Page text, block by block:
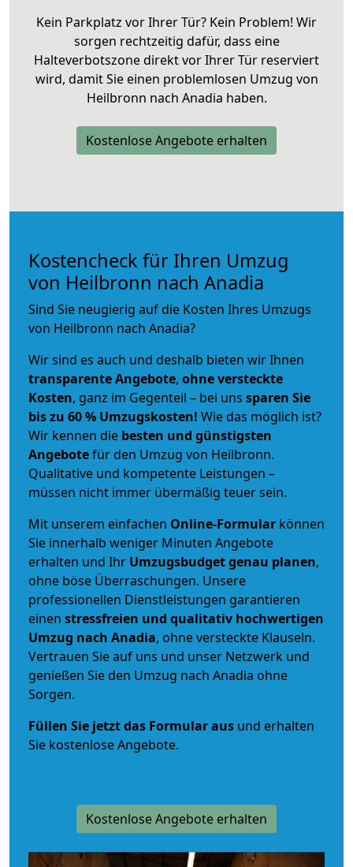
Kein Parkplatz vor Ihrer Tür? Kein Problem! Wir
sorgen rechtzeitig dafür, dass eine
Halteverbotszone direkt vor Ihrer Tür reserviert
wird, damit Sie einen problemlosen Umzug von
Heilbronn nach Anadia haben.
Kostenlose Angebote erhalten
Kostencheck für Ihren Umzug
von Heilbronn nach Anadia
Sind Sie neugierig auf die Kosten Ihres Umzugs
von Heilbronn nach Anadia?
Wir sind es auch und deshalb bieten wir Ihnen
transparente Angebote, ohne versteckte
Kosten, ganz im Gegenteil – bei uns sparen Sie
bis zu 60 % Umzugskosten! Wie das möglich ist?
Wir kennen die besten und günstigsten
Angebotefür den Umzug von Heilbronn.
Qualitative und kompetente Leistungen –
müssen nicht immer übermäßig teuer sein.
Mit unserem einfachen Online-Formular können
Sie innerhalb weniger Minuten Angebote
erhalten und Ihr Umzugsbudgetgenau planen,
ohne böse Überraschungen. Unsere
professionellen Dienstleistungen garantieren
einen stressfreien und qualitativ hochwertigen
Umzug nach Anadia, ohne versteckte Klauseln.
Vertrauen Sie auf uns und unser Netzwerk und
genießen Sie den Umzug nach Anadia ohne
Sorgen.
Füllen Sie jetzt das Formular aus und erhalten
Sie kostenlose Angebote.
Kostenlose Angebote erhalten